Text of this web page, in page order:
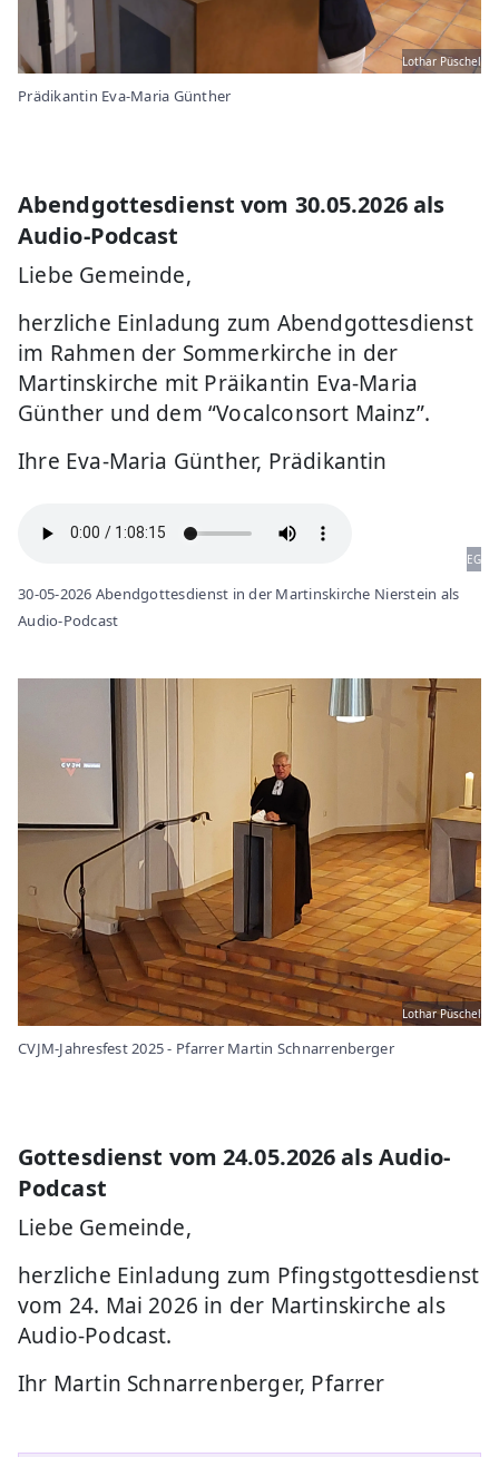
Lothar Püschel
Prädikantin Eva-Maria Günther
Abendgottesdienst vom 30.05.2026 als
Audio-Podcast
Liebe Gemeinde,
herzliche Einladung zum Abendgottesdienst
im Rahmen der Sommerkirche in der
Martinskirche mit Präikantin Eva-Maria
Günther und dem “Vocalconsort Mainz”.
Ihre Eva-Maria Günther, Prädikantin
EG
30-05-2026 Abendgottesdienst in der Martinskirche Nierstein als
Audio-Podcast
Lothar Püschel
CVJM-Jahresfest 2025 - Pfarrer Martin Schnarrenberger
Gottesdienst vom 24.05.2026 als Audio-
Podcast
Liebe Gemeinde,
herzliche Einladung zum Pfingstgottesdienst
vom 24. Mai 2026 in der Martinskirche als
Audio-Podcast.
Ihr Martin Schnarrenberger, Pfarrer